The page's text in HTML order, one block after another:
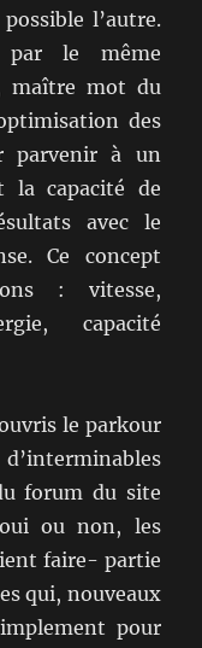
l’autre.
par le même
maître mot du
des
parvenir à un
la capacité de
avec le
Ce concept
: vitesse,
capacité
le parkour
forum du site
ou non, les
faire- partie
qui, nouveaux
pour